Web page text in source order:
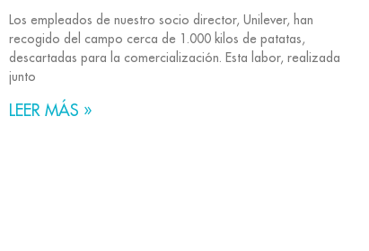
Los empleados de nuestro socio director, Unilever, han
recogido del campo cerca de 1.000 kilos de patatas,
descartadas para la comercialización. Esta labor, realizada
junto
LEER MÁS »